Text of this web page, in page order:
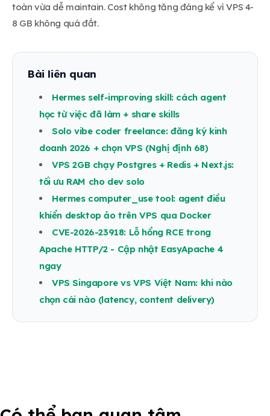
toàn vừa dễ maintain. Cost không tăng đáng kể vì VPS 4-
8 GB không quá đắt.
Bài liên quan
Hermes self-improving skill: cách agent
học từ việc đã làm + share skills
Solo vibe coder freelance: đăng ký kinh
doanh 2026 + chọn VPS (Nghị định 68)
VPS 2GB chạy Postgres + Redis + Next.js:
tối ưu RAM cho dev solo
Hermes computer_use tool: agent điều
khiển desktop ảo trên VPS qua Docker
CVE-2026-23918: Lỗ hổng RCE trong
Apache HTTP/2 - Cập nhật EasyApache 4
ngay
VPS Singapore vs VPS Việt Nam: khi nào
chọn cái nào (latency, content delivery)